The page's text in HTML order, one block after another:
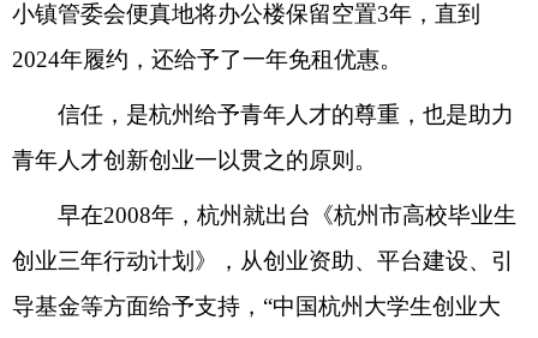
小镇管委会便真地将办公楼保留空置3年，直到
2024年履约，还给予了一年免租优惠。
信任，是杭州给予青年人才的尊重，也是助力
青年人才创新创业一以贯之的原则。
早在2008年，杭州就出台《杭州市高校毕业生
创业三年行动计划》，从创业资助、平台建设、引
导基金等方面给予支持，“中国杭州大学生创业大